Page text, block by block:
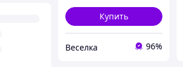
Купить
Веселка 96%